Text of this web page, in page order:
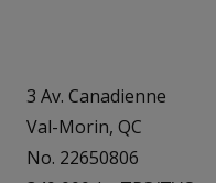
3 Av. Canadienne
Val-Morin, QC
No. 22650806